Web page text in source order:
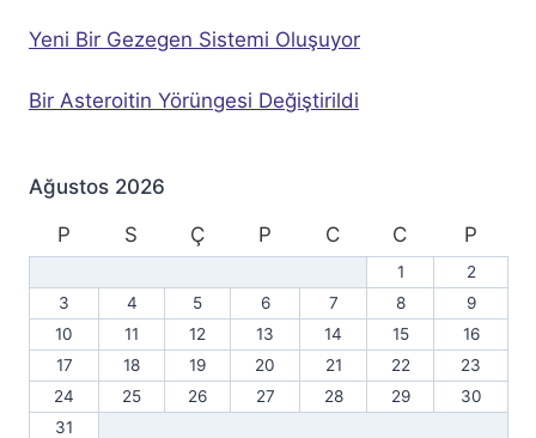
Yeni Bir Gezegen Sistemi Oluşuyor
Bir Asteroitin Yörüngesi Değiştirildi
Ağustos 2026
P
S Ç P C C P
1
2
3
4 5 6 7 8
9
10
11 12 13 14 15
16
17
18 19 20 21 22
23
24
25 26 27 28 29
30
31